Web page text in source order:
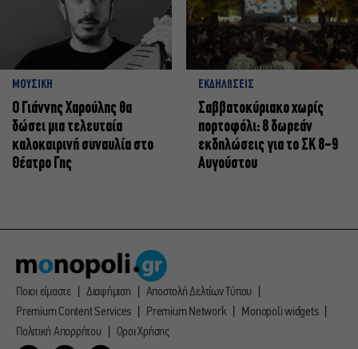
ΜΟΥΣΙΚΗ
Ο Γιάννης Χαρούλης θα
δώσει μια τελευταία
καλοκαιρινή συναυλία στο
Θέατρο Γης
ΕΚΔΗΛΩΣΕΙΣ
Σαββατοκύριακο χωρίς
πορτοφόλι: 8 δωρεάν
εκδηλώσεις για το ΣΚ 8-9
Αυγούστου
Ποιοι είμαστε Διαφήμιση
Αποστολή Δελτίων Τύπου
Premium Content Services
Premium Network
Monopoli widgets
Πολιτική Απορρήτου
Οροι Χρήσης